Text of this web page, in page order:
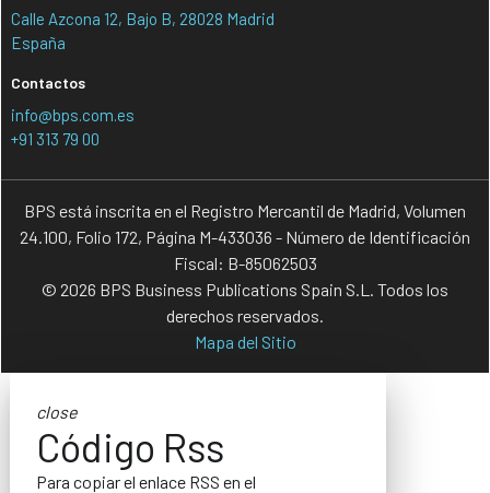
Calle Azcona 12, Bajo B, 28028 Madrid
España
Contactos
info@bps.com.es
+91 313 79 00
BPS está inscrita en el Registro Mercantil de Madrid, Volumen
24.100, Folio 172, Página M-433036 - Número de Identificación
Fiscal: B-85062503
© 2026 BPS Business Publications Spain S.L. Todos los
derechos reservados.
Mapa del Sitio
close
Código Rss
Para copiar el enlace RSS en el